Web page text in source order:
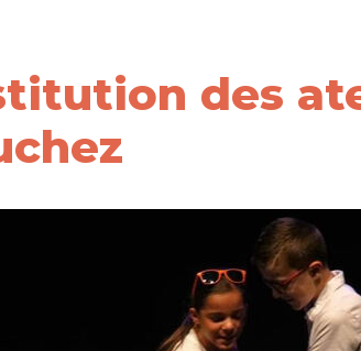
des